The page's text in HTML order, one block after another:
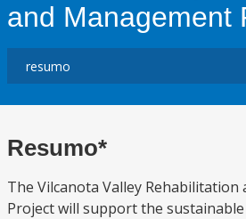
and Management
Resumo*
The Vilcanota Valley
Project will support the